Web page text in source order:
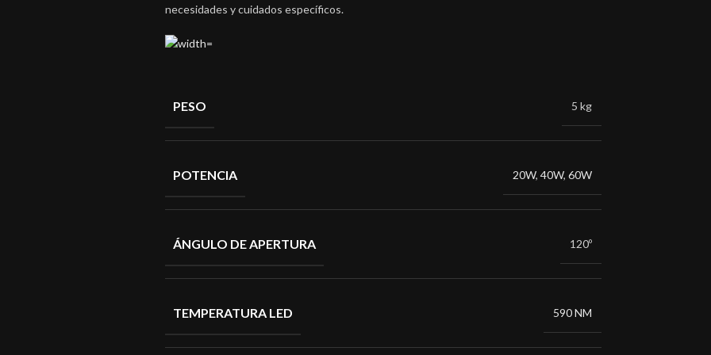
necesidades y cuidados específicos.
PESO 5 kg
POTENCIA 20W, 40W, 60W
ÁNGULO DE APERTURA 120º
TEMPERATURA LED 590 NM